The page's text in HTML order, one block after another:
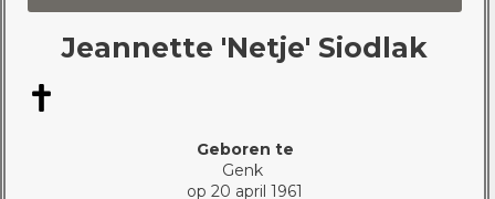
Jeannette 'Netje' Siodlak
Geboren te
Genk
op 20 april 1961